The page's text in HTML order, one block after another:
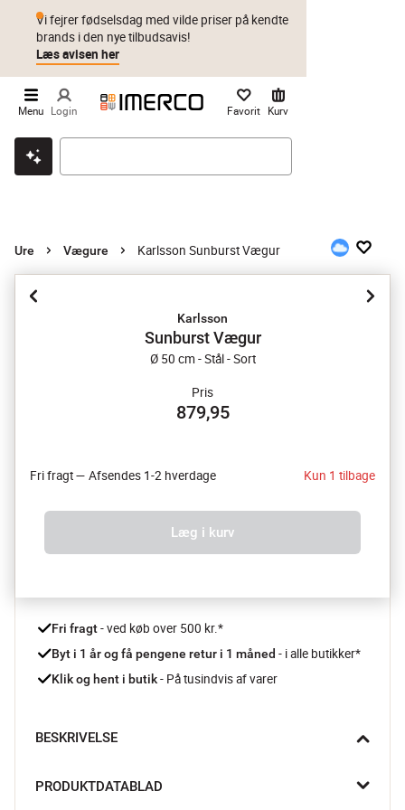
Klik & hent Byt i 1 år Prismatch
Vi fejrer fødselsdag med vilde priser på kendte
brands i den nye tilbudsavis!
Læs avisen her
Menu Login Favorit Kurv
Ure Vægure Karlsson Sunburst Vægur
Karlsson
Sunburst Vægur
Ø 50 cm - Stål - Sort
Pris
879,95
Fri fragt — Afsendes 1-2 hverdage Kun 1 tilbage
Læg i kurv
Fri fragt - ved køb over 500 kr.*
Byt i 1 år og få pengene retur i 1 måned - i alle butikker*
Klik og hent i butik - På tusindvis af varer
BESKRIVELSE
skabe blikfang og skille dig ud. Uret er udført med skinnende
PRODUKTDATABLAD